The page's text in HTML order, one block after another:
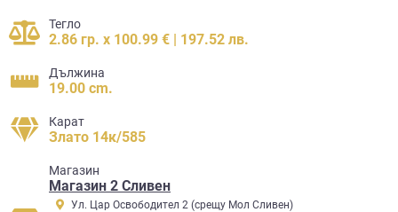
Тегло
2.86 гр. x 100.99 € | 197.52 лв.
Дължина
19.00 cm.
Карат
Злато 14к/585
Mагазин
Магазин 2 Сливен
Ул. Цар Освободител 2 (срещу Мол Сливен)